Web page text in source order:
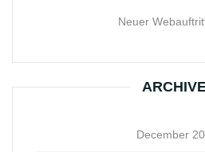
Neuer
December